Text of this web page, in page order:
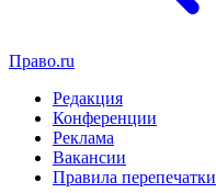
Право.ru
Редакция
Конференции
Реклама
Вакансии
Правила перепечатки